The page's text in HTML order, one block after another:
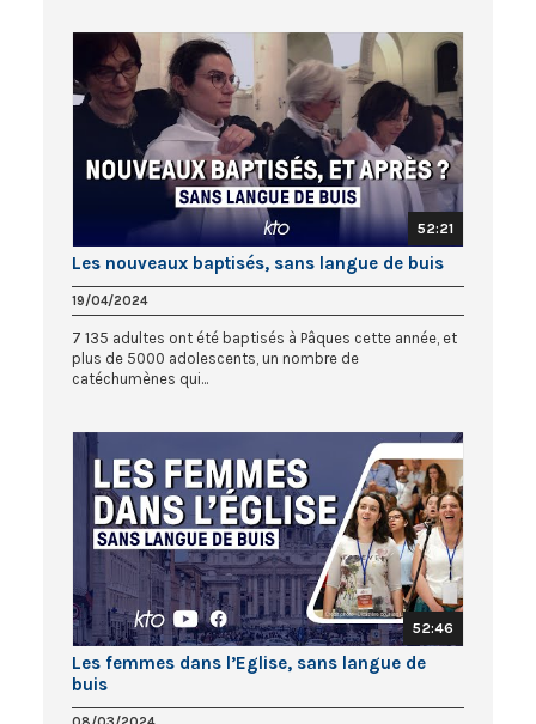
52:21
Les nouveaux baptisés, sans langue de buis
19/04/2024
7 135 adultes ont été baptisés à Pâques cette année, et
plus de 5000 adolescents, un nombre de
catéchumènes qui...
52:46
Les femmes dans l’Eglise, sans langue de
buis